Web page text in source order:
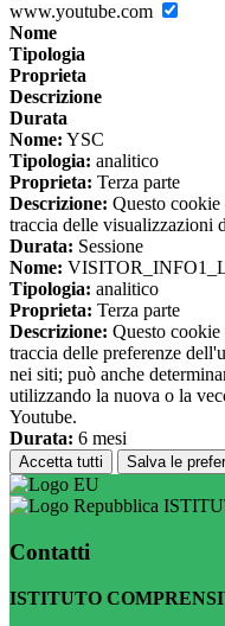
www.youtube.com
Nome
Tipologia
Proprieta
Descrizione
Durata
Nome: YSC
Tipologia: analitico
Proprieta: Terza parte
Descrizione: Questo cookie
traccia delle visualizzazioni
Durata: Sessione
Nome:
Tipologia: analitico
Proprieta: Terza parte
Descrizione: Questo cookie
traccia delle preferenze
nei siti; può anche
utilizzando la nuova o la
Youtube.
Durata: 6 mesi
Accetta tutti Salva le
Contatti
ISTITUTO